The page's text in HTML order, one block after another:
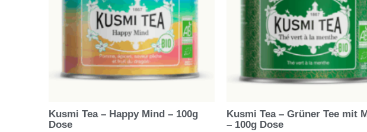
Kusmi Tea – Happy Mind – 100g
Dose
Kusmi Tea – Grüner Tee mit
– 100g Dose